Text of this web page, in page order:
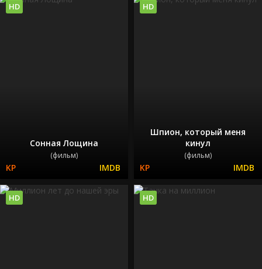
Сонная Лощина
(фильм)
HD
Шпион, который меня
кинул
(фильм)
HD
HD HD